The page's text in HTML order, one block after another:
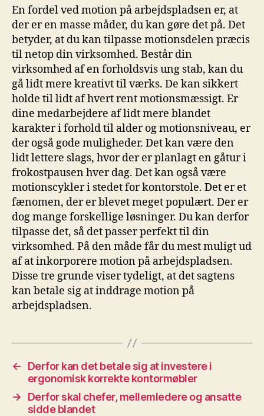
En fordel ved motion på arbejdspladsen er, at
der er en masse måder, du kan gøre det på. Det
betyder, at du kan tilpasse motionsdelen præcis
til netop din virksomhed. Består din
virksomhed af en forholdsvis ung stab, kan du
gå lidt mere kreativt til værks. De kan sikkert
holde til lidt af hvert rent motionsmæssigt. Er
dine medarbejdere af lidt mere blandet
karakter i forhold til alder og motionsniveau, er
der også gode muligheder. Det kan være den
lidt lettere slags, hvor der er planlagt en gåtur i
frokostpausen hver dag. Det kan også være
motionscykler i stedet for kontorstole. Det er et
fænomen, der er blevet meget populært. Der er
dog mange forskellige løsninger. Du kan derfor
tilpasse det, så det passer perfekt til din
virksomhed. På den måde får du mest muligt ud
af at inkorporere motion på arbejdspladsen.
Disse tre grunde viser tydeligt, at det sagtens
kan betale sig at inddrage motion på
arbejdspladsen.
←
Derfor kan det betale sig at investere i
ergonomisk korrekte kontormøbler
→
Derfor skal chefer, mellemledere og ansatte
sidde blandet